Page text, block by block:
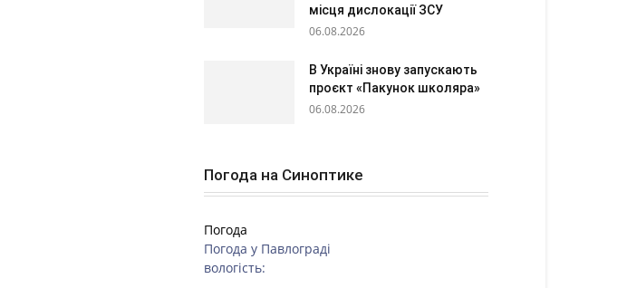
місця дислокації ЗСУ
06.08.2026
В Україні знову запускають
проєкт «Пакунок школяра»
06.08.2026
Погода на Синоптике
Погода
Погода у Павлограді
вологість: